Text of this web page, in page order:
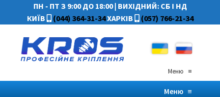
ПН - ПТ З 9:00 ДО 18:00| ВИХІДНИЙ: СБ І НД
КИЇВ
(044) 364-31-34ХАРКІВ (057) 766-21-34
Меню≡
Меню≡